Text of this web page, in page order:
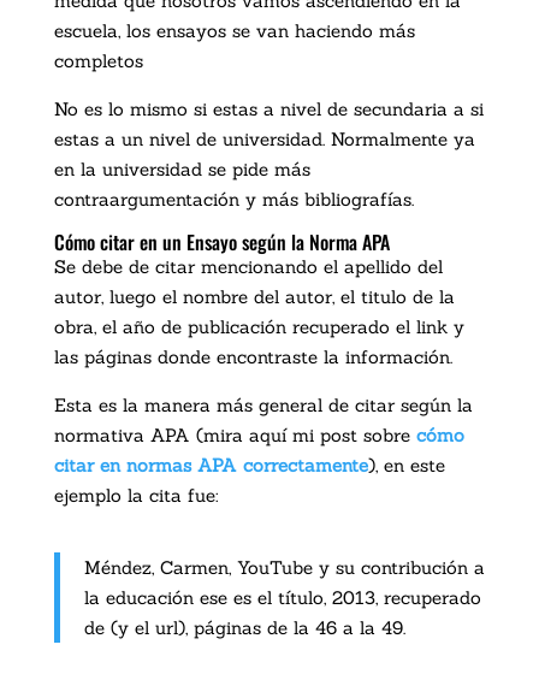
escuela, los ensayos se van haciendo más
completos
No es lo mismo si estas a nivel de secundaria a si
estas a un nivel de universidad. Normalmente ya
en la universidad se pide más
contraargumentación y más bibliografías.
Cómo citar en un Ensayo según la Norma APA
Se debe de citar mencionando el apellido del
autor, luego el nombre del autor, el titulo de la
obra, el año de publicación recuperado el link y
las páginas donde encontraste la información.
Esta es la manera más general de citar según la
normativa APA (mira aquí mi post sobre cómo
citar en normas APA correctamente), en este
ejemplo la cita fue:
Méndez, Carmen, YouTube y su contribución a
la educación ese es el título, 2013, recuperado
de (y el url), páginas de la 46 a la 49.